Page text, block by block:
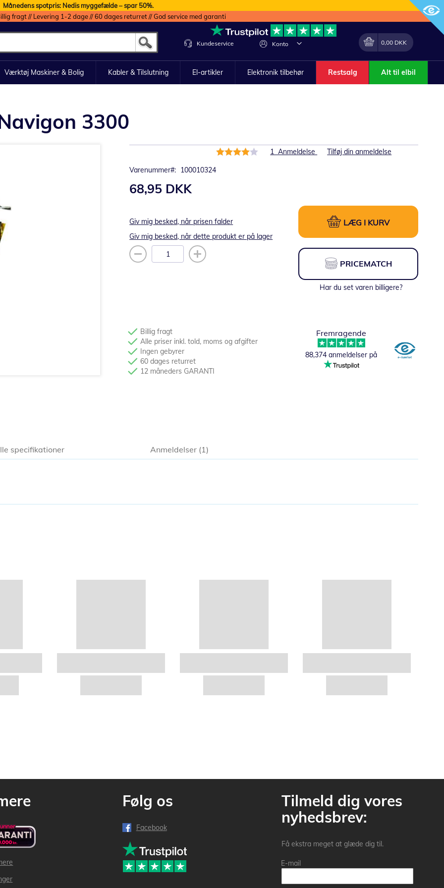
Månedens spotpris: Nedis myggefælde – spar 50%.
fragt // Levering 1-2 dage // 60 dages returret // God service med garanti
Konto
Lave
Min indkøbskurv
0,00 DKK
Kundeservice
Værktøj Maskiner & Bolig Kabler & Tilslutning El-artikler Elektronik tilbehør Restsalg Alt til elbil
3300
Varenummer 100010324
Bedømmelse:
1Anmeldelse Tilføj din anmeldelse
68,95 DKK
Giv mig besked, når prisen falder
Giv mig besked, når dette produkt er på lager
LÆG I KURV
PRICEMATCH
Har du set varen billigere?
Billig fragt
Alle priser inkl. told, moms og afgifter
Ingen gebyrer
60 dages returret
12 måneders GARANTI
Fremragende
88,374 anmeldelser på
specifikationer Anmeldelser 1
Følg os
Facebook
Tilmeld dig vores
nyhedsbrev:
Få ekstra meget at glæde dig til.
E-mail